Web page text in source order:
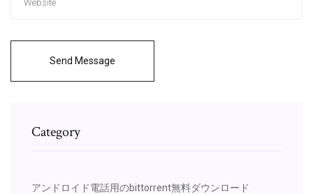
Send Message
Category
アンドロイド電話用のbittorrent無料ダウンロード